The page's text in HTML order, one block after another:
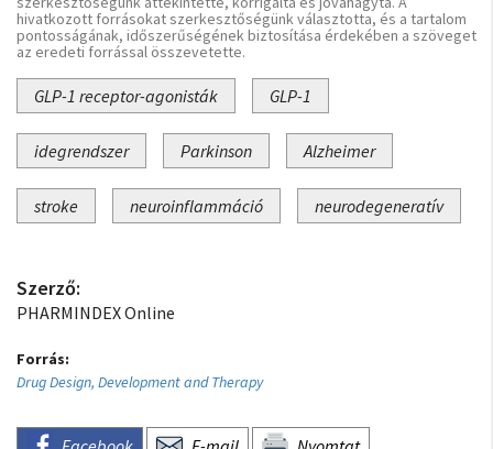
hivatkozott forrásokat szerkesztőségünk választotta, és a tartalom
pontosságának, időszerűségének biztosítása érdekében a szöveget
az eredeti forrással összevetette.
GLP-1 receptor-agonisták GLP-1
idegrendszer Parkinson Alzheimer
stroke neuroinflammáció neurodegeneratív
Szerző:
PHARMINDEX Online
Forrás:
Drug Design, Development and Therapy